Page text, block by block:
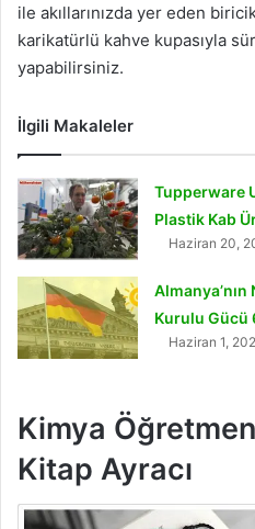
ile akıllarınızda yer eden
karikatürlü kahve kupasıyla
yapabilirsiniz.
İlgili Makaleler
Tupperware
Plastik Kab
Haziran 20,
Almanya’nın
Kurulu Gücü
Haziran 1,
Kimya
Kitap Ayracı